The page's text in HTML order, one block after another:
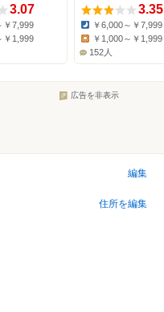
3.07
￥7,999
￥1,999
3.35
Dinner:
￥6,000～￥7,999
￥1,000～￥1,999
152人
広告を非表示
編集
住所を編集